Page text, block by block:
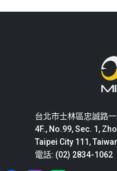
台北市士林區忠誠路
4F., No.99, Sec. 1,
Taipei City 111,
電話: (02) 2834-1062